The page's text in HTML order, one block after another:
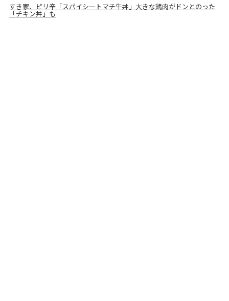
すき家、ピリ辛「スパイシートマチ牛丼」大きな鶏肉がドンとのった
「チキン丼」も